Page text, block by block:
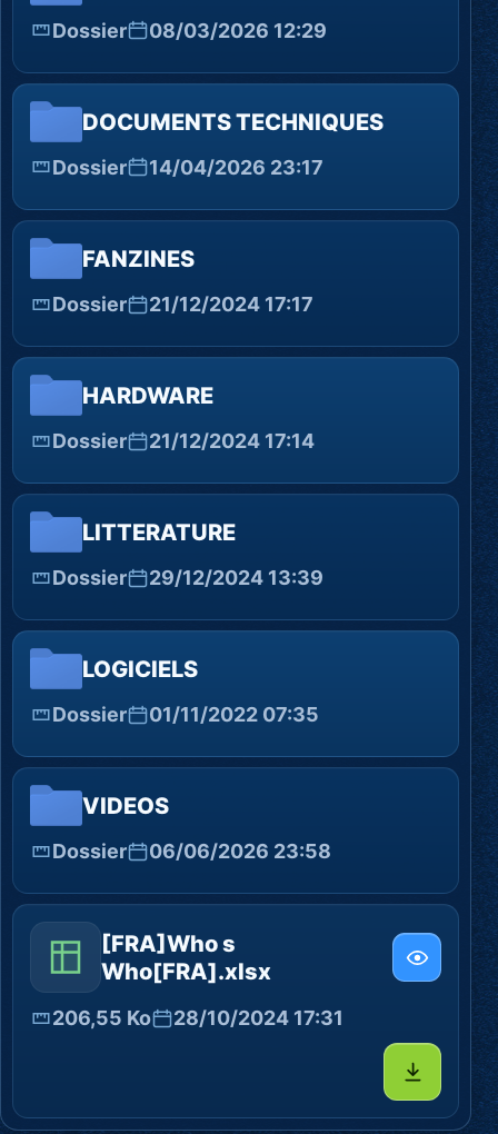
Dossier 08/03/2026 12:29
DOCUMENTS TECHNIQUES
Dossier 14/04/2026 23:17
FANZINES
Dossier 21/12/2024 17:17
HARDWARE
Dossier 21/12/2024 17:14
LITTERATURE
Dossier 29/12/2024 13:39
LOGICIELS
Dossier 01/11/2022 07:35
VIDEOS
Dossier 06/06/2026 23:58
[FRA]Who s
Who[FRA].xlsx
206,55 Ko 28/10/2024 17:31